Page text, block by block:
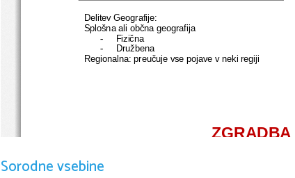
Delitev Geografije:
Splošna ali občna geografija
-
Fizična
-
Družbena
Regionalna: preučuje vse pojave v neki regiji
Relief oblikujejo notranje ali endogene sile
Relief je samo trenutno stanje!
Sorodne vsebine